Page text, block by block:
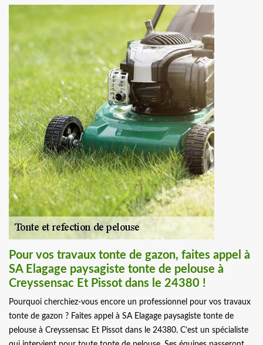
Pour vos travaux tonte de gazon, faites appel à
SA Elagage paysagiste tonte de pelouse à
Creyssensac Et Pissot dans le 24380 !
Pourquoi cherchiez-vous encore un professionnel pour vos travaux
tonte de gazon ? Faites appel à SA Elagage paysagiste tonte de
pelouse à Creyssensac Et Pissot dans le 24380. C’est un spécialiste